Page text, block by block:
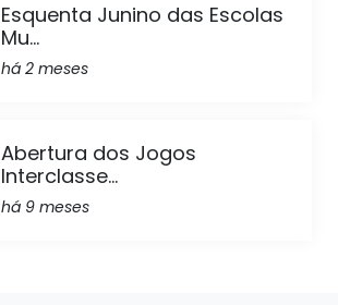
Esquenta Junino das Escolas
Mu...
há 2 meses
Abertura dos Jogos
Interclasse...
há 9 meses